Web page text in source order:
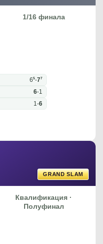
1/16 финала
65-77
6-1
1-6
GRAND SLAM
Квалификация ·
Полуфинал